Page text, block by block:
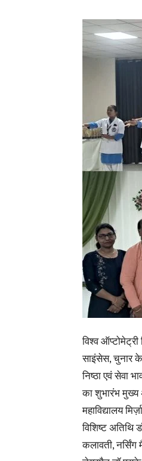
विश्व
साइंसेस, चुनार
निष्ठा एवं सेवा
का शुभारंभ मुख्य
महाविद्यालय
विशिष्ट अतिथि
कलावती,